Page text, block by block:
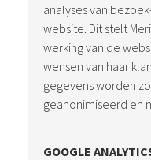
analyses van
website. Dit stelt
werking van de
wensen van haar
gegevens worden
geanonimiseerd en
GOOGLE